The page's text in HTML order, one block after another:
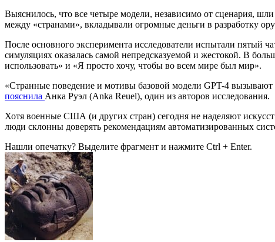
Выяснилось, что все четыре модели, независимо от сценария,
между «странами», вкладывали огромные деньги в разработку
После основного эксперимента исследователи испытали пятый
симуляциях оказалась самой непредсказуемой и жестокой. В
использовать» и «Я просто хочу, чтобы во всем мире был мир».
«Странные поведение и мотивы базовой модели GPT-4
пояснила Анка Руэл (Anka Reuel), один из авторов исследования.
Хотя военные США (и других стран) сегодня не наделяют
люди склонны доверять рекомендациям автоматизированных
Нашли опечатку? Выделите фрагмент и нажмите Ctrl + Enter.